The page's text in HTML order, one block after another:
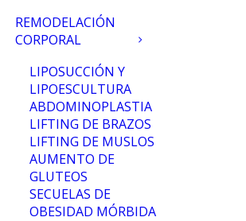
REMODELACIÓN
CORPORAL
LIPOSUCCIÓN Y
LIPOESCULTURA
ABDOMINOPLASTIA
LIFTING DE BRAZOS
LIFTING DE MUSLOS
AUMENTO DE
GLUTEOS
SECUELAS DE
OBESIDAD MÓRBIDA